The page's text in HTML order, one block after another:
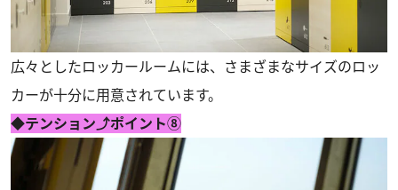
広々としたロッカールームには、さまざまなサイズのロッ
カーが十分に用意されています。
◆テンション⤴ポイント⑧